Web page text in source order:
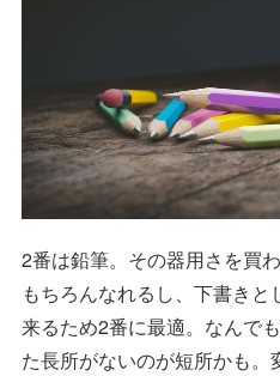
2番は鉛筆。その器用さを買
もちろんなれるし、下書き
来るため2番に最適。なんで
た長所がないのが短所かも。